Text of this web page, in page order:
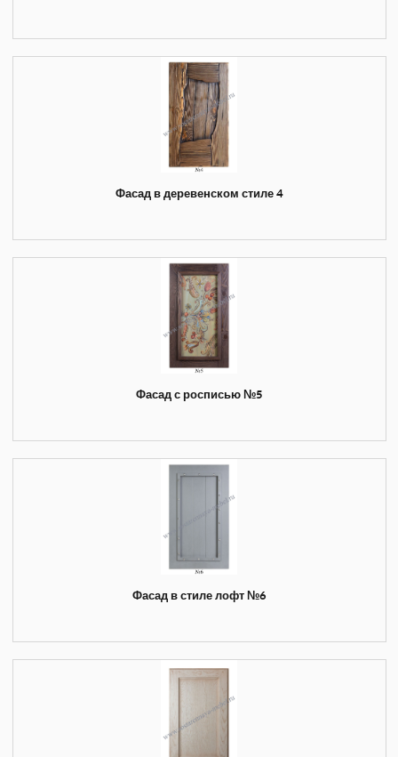
Фасад в деревенском стиле 4
Фасад с росписью №5
Фасад в стиле лофт №6